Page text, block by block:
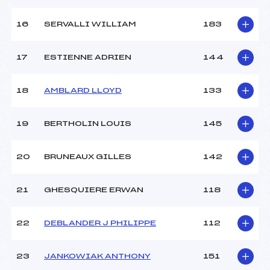
-1
Pénalité appliquée :
41.1700
16 SERVALLI WILLIAM 183
17 ESTIENNE ADRIEN 144
18 AMBLARD LLOYD 133
19 BERTHOLIN LOUIS 145
20 BRUNEAUX GILLES 142
21 GHESQUIERE ERWAN 118
22 DEBLANDER J PHILIPPE 112
23 JANKOWIAK ANTHONY 151